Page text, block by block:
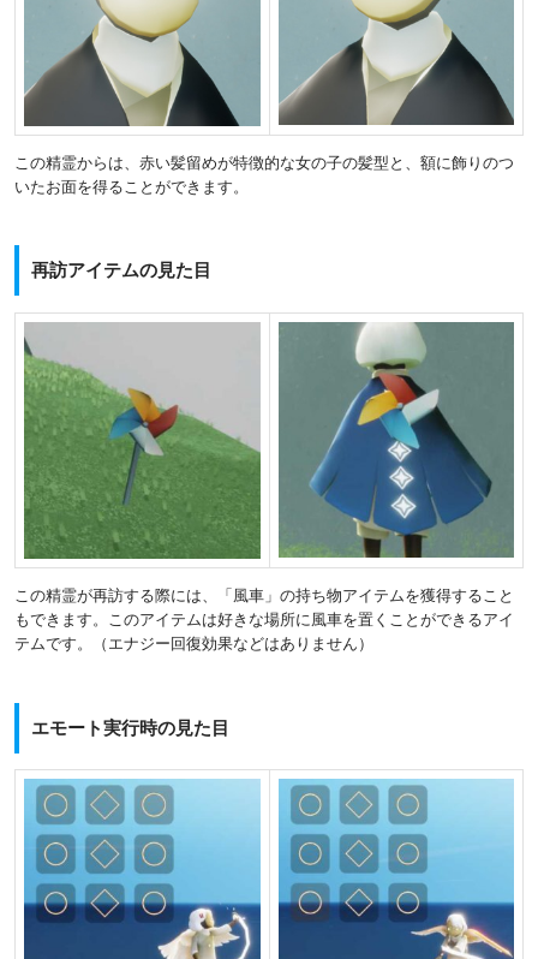
この精霊からは、赤い髪留めが特徴的な女の子の髪型と、額に飾りのつ
いたお面を得ることができます。
再訪アイテムの見た目
この精霊が再訪する際には、「風車」の持ち物アイテムを獲得すること
もできます。このアイテムは好きな場所に風車を置くことができるアイ
テムです。（エナジー回復効果などはありません）
エモート実行時の見た目